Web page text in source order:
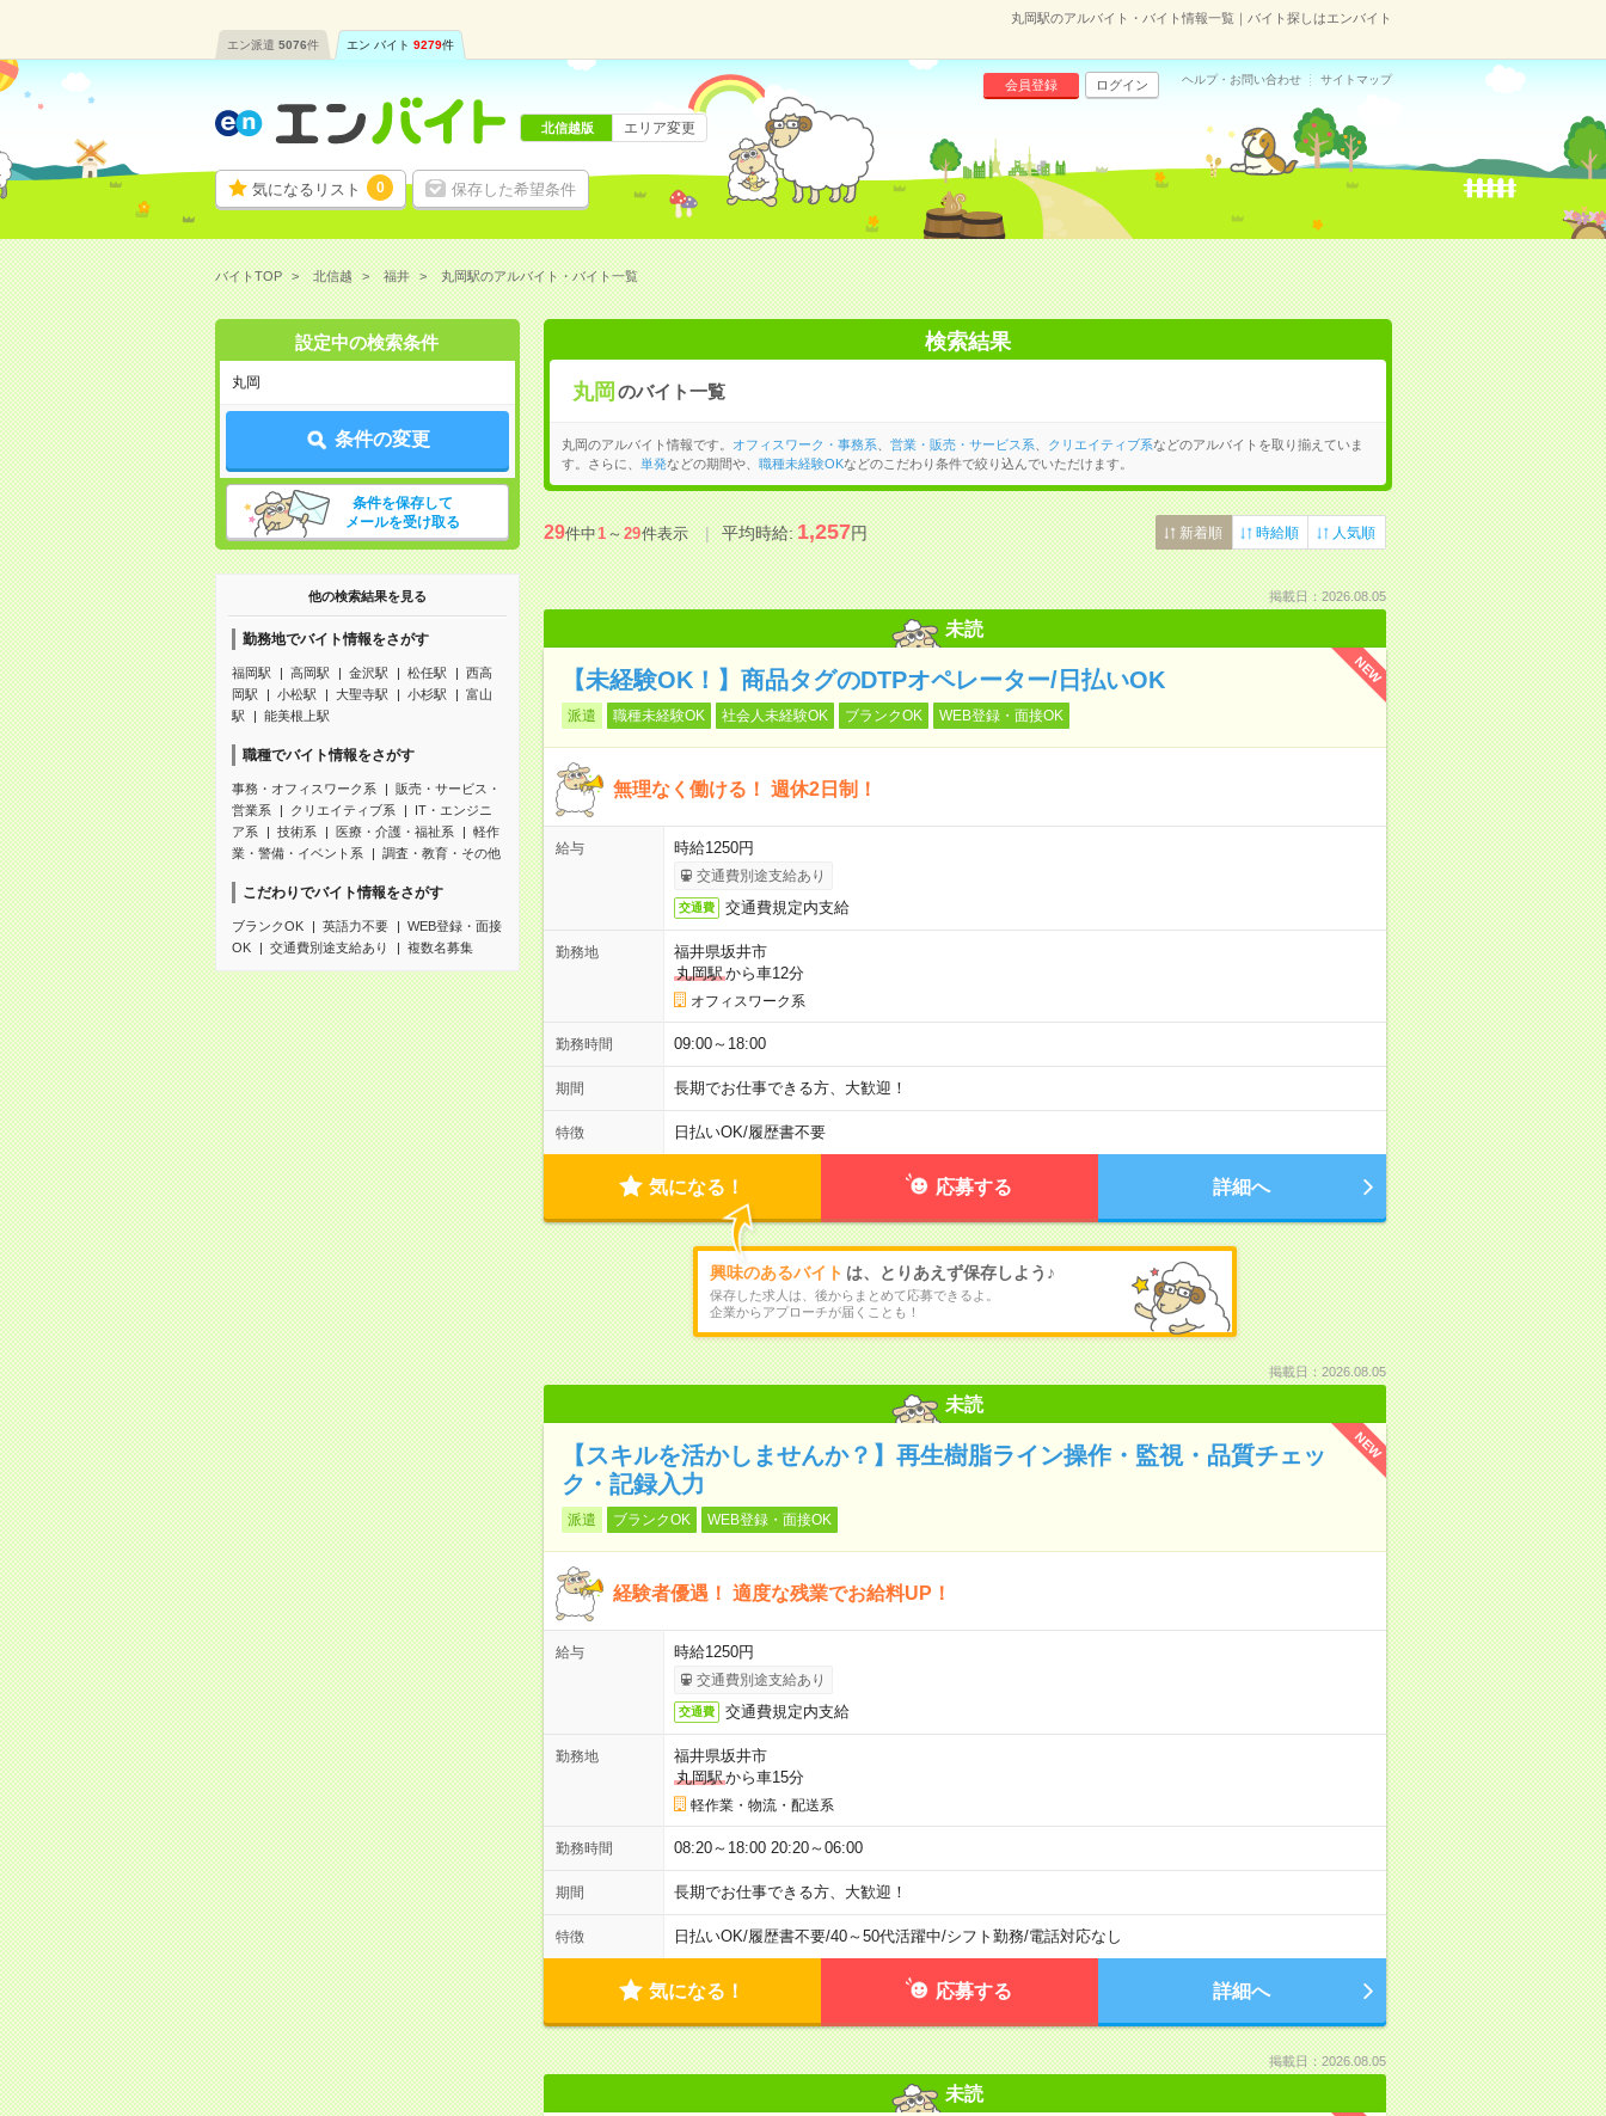
丸岡駅のアルバイト・バイト情報一覧｜バイト探しはエンバイト
エン派遣 5076件 エン バイト 9279件
気になるリスト 0 保存した希望条件
会員登録 ログイン ヘルプ・お問い合わせ サイトマップ
北信越版 エリア変更
バイトTOP 北信越 福井 丸岡駅のアルバイト・バイト一覧
設定中の検索条件
丸岡
条件の変更
条件を保存して
メールを受け取る
他の検索結果を見る
勤務地でバイト情報をさがす
福岡駅 高岡駅 金沢駅 松任駅
西高
岡駅
小松駅 大聖寺駅 小杉駅
富山
駅
能美根上駅
職種でバイト情報をさがす
事務・オフィスワーク系
販売・サービス・
営業系
クリエイティブ系
IT・エンジニ
ア系
技術系 医療・介護・福祉系
軽作
業・警備・イベント系
調査・教育・その他
こだわりでバイト情報をさがす
ブランクOK 英語力不要
WEB登録・面接
OK
交通費別途支給あり 複数名募集
検索結果
丸岡 のバイト一覧
丸岡のアルバイト情報です。 オフィスワーク・事務系 営業・販売・サービス系 クリエイティブ系などのアルバイトを取り揃えていま
す。さらに、
単発などの期間や、 職種未経験OKなどのこだわり条件で絞り込んでいただけます。
29件中1～29件表示 平均時給:1,257円 新着順 時給順 人気順
掲載日：2026.08.05
未読
NEW
【未経験OK！】商品タグのDTPオペレーター/日払いOK
派遣 職種未経験OK 社会人未経験OK ブランクOK WEB登録・面接OK
無理なく働ける！ 週休2日制！
給与 時給1250円
交通費別途支給あり
交通費 交通費規定内支給
勤務地
福井県坂井市
丸岡駅から車12分
オフィスワーク系
勤務時間 09:00～18:00
期間 長期でお仕事できる方、大歓迎！
特徴 日払いOK/履歴書不要
気になる！ 応募する 詳細へ
興味のあるバイト は、とりあえず保存しよう♪
保存した求人は、後からまとめて応募できるよ。
企業からアプローチが届くことも！
掲載日：2026.08.05
未読
NEW
【スキルを活かしませんか？】再生樹脂ライン操作・監視・品質チェッ
ク・記録入力
派遣 ブランクOK WEB登録・面接OK
経験者優遇！ 適度な残業でお給料UP！
給与 時給1250円
交通費別途支給あり
交通費 交通費規定内支給
勤務地
福井県坂井市
丸岡駅から車15分
軽作業・物流・配送系
勤務時間 08:20～18:00 20:20～06:00
期間 長期でお仕事できる方、大歓迎！
特徴 日払いOK/履歴書不要/40～50代活躍中/シフト勤務/電話対応なし
気になる！ 応募する 詳細へ
掲載日：2026.08.05
未読